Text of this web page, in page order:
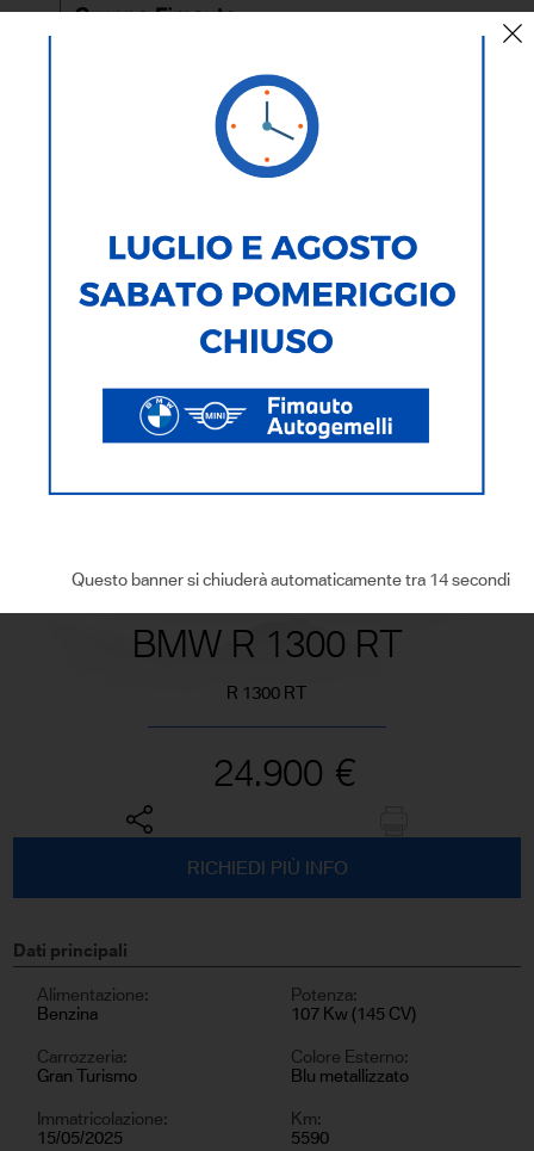
Questo banner si chiuderà automaticamente tra 14 secondi
BMW R 1300 RT
R 1300 RT
24.900 €
RICHIEDI PIÙ INFO
Dati principali
Alimentazione:
Benzina
Potenza:
107 Kw (145 CV)
Carrozzeria:
Gran Turismo
Colore Esterno:
Blu metallizzato
Immatricolazione:
15/05/2025
Km:
5590